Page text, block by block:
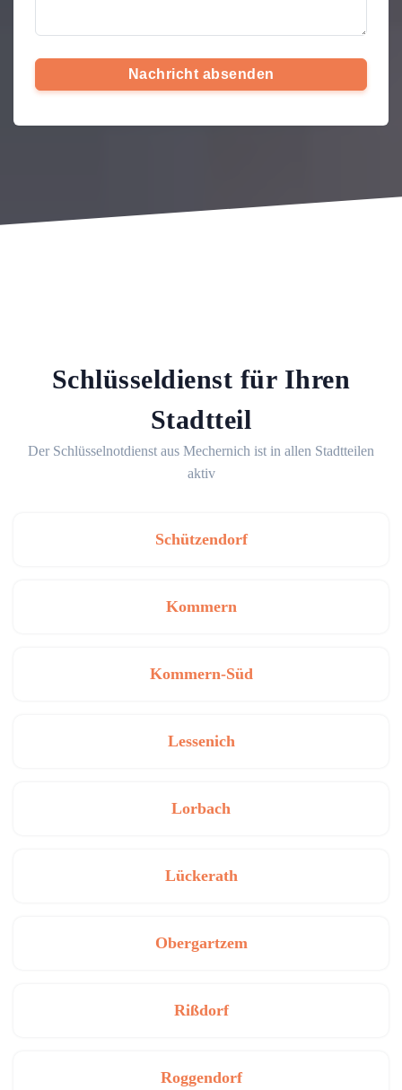
Nachricht absenden
Schlüsseldienst für Ihren
Stadtteil
Der Schlüsselnotdienst aus Mechernich ist in allen Stadtteilen
aktiv
Schützendorf
Kommern
Kommern-Süd
Lessenich
Lorbach
Lückerath
Obergartzem
Rißdorf
Roggendorf